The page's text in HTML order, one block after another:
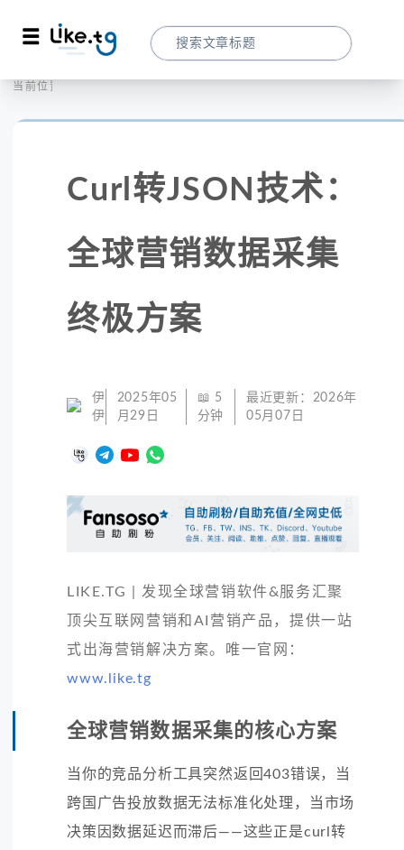
当前位置：
Curl转JSON技术：
全球营销数据采集
终极方案
伊
伊
2025年05
月29日
📖 5
分钟
最近更新： 2026年
05月07日
LIKE.TG | 发现全球营销软件&服务汇聚
顶尖互联网营销和AI营销产品，提供一站
式出海营销解决方案。唯一官网：
www.like.tg
全球营销数据采集的核心方案
当你的竞品分析工具突然返回403错误，当
跨国广告投放数据无法标准化处理，当市场
决策因数据延迟而滞后——这些正是curl转